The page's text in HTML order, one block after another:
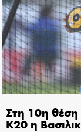
Στη 10η θέση
Κ20 η